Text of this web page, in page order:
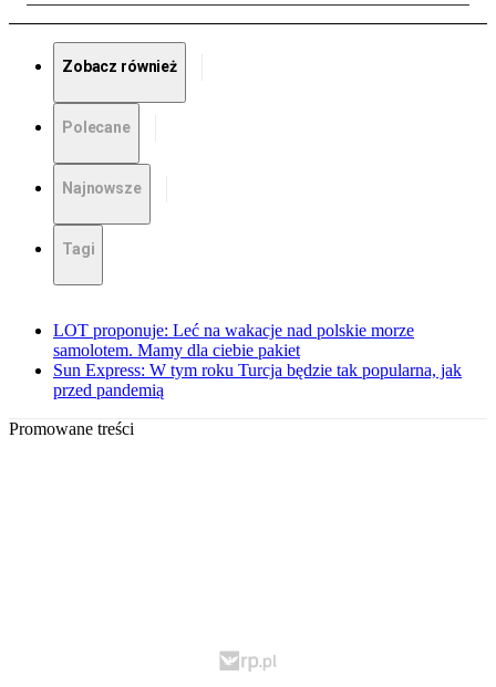
Zobacz również
Polecane
Najnowsze
Tagi
LOT proponuje: Leć na wakacje nad polskie morze
samolotem. Mamy dla ciebie pakiet
Sun Express: W tym roku Turcja będzie tak popularna, jak
przed pandemią
Promowane treści